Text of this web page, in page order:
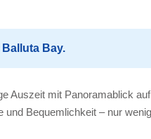
Bay.
Auszeit mit Panoramablick
und Bequemlichkeit – nur